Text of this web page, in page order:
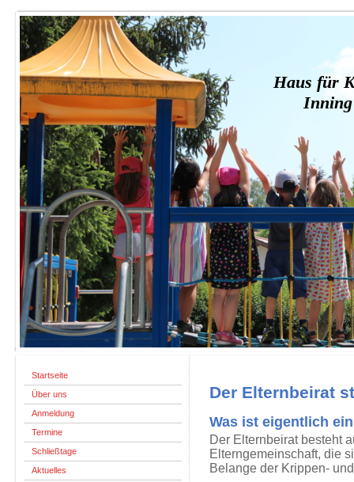
Haus für
Inning
Startseite
Über uns
Anmeldung
Termine
Schließtage
Aktuelles
Der Elternbeirat
Was ist eigentlich
Der Elternbeirat besteht
Elterngemeinschaft, die
Belange der Krippen-